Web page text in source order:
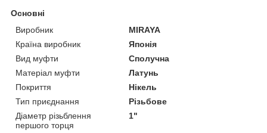
Основні
Виробник
MIRAYA
Країна виробник
Японія
Вид муфти
Сполучна
Матеріал муфти
Латунь
Покриття
Нікель
Тип приєднання
Різьбове
Діаметр різьблення
першого торця
1"